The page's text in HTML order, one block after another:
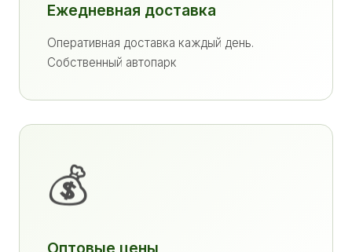
Ежедневная доставка
Оперативная доставка каждый день.
Собственный автопарк
💰
Оптовые цены